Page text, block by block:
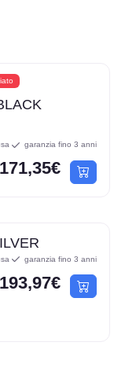
garanzia fino 3 anni
171,35€
garanzia fino 3 anni
193,97€